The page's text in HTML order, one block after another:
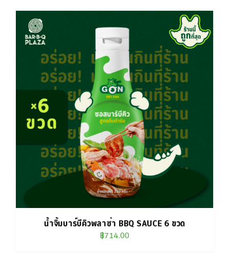
น้ำจิ้มบาร์บีคิวพลาซ่า BBQ SAUCE 6 ขวด
฿714.00